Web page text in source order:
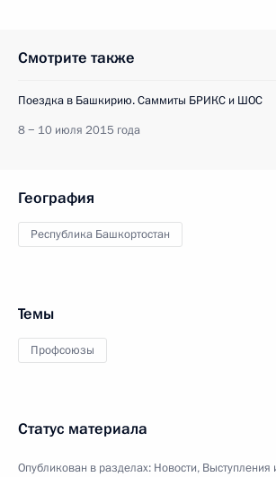
Смотрите также
Поездка в Башкирию. Саммиты БРИКС и ШОС
8 − 10 июля 2015 года
География
Республика Башкортостан
Темы
Профсоюзы
Статус материала
Опубликован в разделах: Новости, Выступления